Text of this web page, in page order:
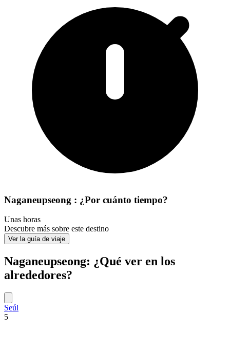
Naganeupseong : ¿Por cuánto tiempo?
Unas horas
Descubre más sobre este destino
Ver la guía de viaje
Naganeupseong: ¿Qué ver en los
alrededores?
Seúl
5